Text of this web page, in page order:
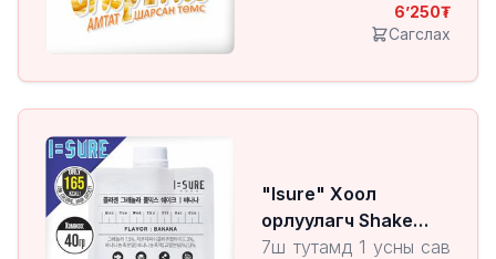
эсвэл гэртээ
тухлангаа ч идэх
6’250
Сагслах
"Isure" Хоол
орлуулагч Shake
Banana
7ш тутамд 1 усны сав